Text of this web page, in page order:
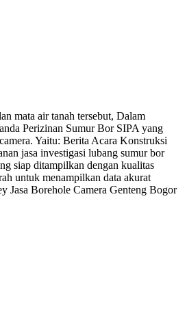
mata air tanah tersebut, Dalam
Perizinan Sumur Bor SIPA yang
Yaitu: Berita Acara Konstruksi
jasa investigasi lubang sumur bor
siap ditampilkan dengan kualitas
untuk menampilkan data akurat
Jasa Borehole Camera Genteng Bogor